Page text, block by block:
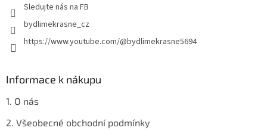
Sledujte nás na FB
bydlimekrasne_cz
https://www.youtube.com/@bydlimekrasne5694
Informace k nákupu
1. O nás
2. Všeobecné obchodní podmínky